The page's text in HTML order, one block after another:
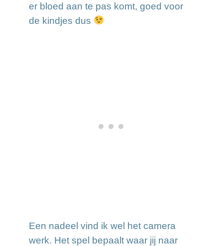
er bloed aan te pas komt, goed voor
de kindjes dus
Een nadeel vind ik wel het camera
werk. Het spel bepaalt waar jij naar